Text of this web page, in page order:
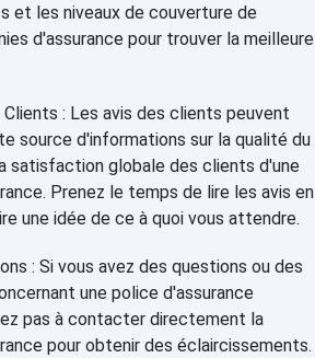
et les niveaux de couverture de
d'assurance pour trouver la meilleure
Clients : Les avis des clients peuvent
source d'informations sur la qualité du
satisfaction globale des clients d'une
Prenez le temps de lire les avis en
une idée de ce à quoi vous attendre.
: Si vous avez des questions ou des
une police d'assurance
pas à contacter directement la
pour obtenir des éclaircissements.